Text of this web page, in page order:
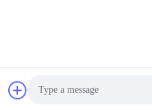
2026 turbo-